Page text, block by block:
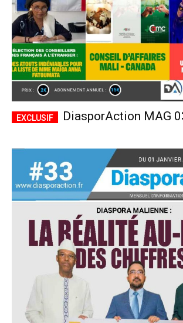
DiasporAction MAG